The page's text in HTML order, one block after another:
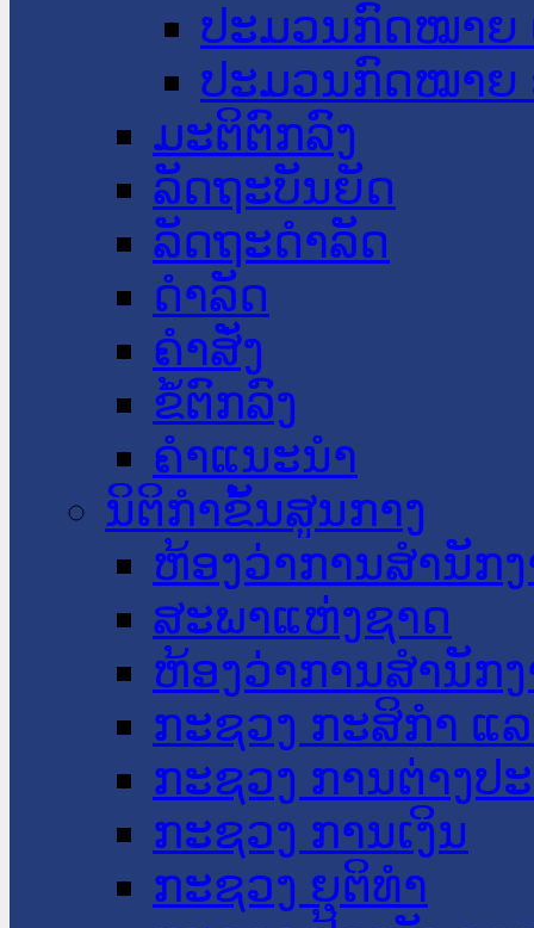
ປະມວນກົດໝາຍ
ປະມວນກົດໝາຍ
ມະຕິຕົກລົງ
ລັດຖະບັນຍັດ
ລັດຖະດໍາລັດ
ດໍາລັດ
ຄໍາສັ່ງ
ຂໍ້ຕົກລົງ
ຄໍາແນະນໍາ
ນິຕິກໍາຂັ້ນສູນກາງ
ຫ້ອງວ່າການສໍານັກ
ສະພາແຫ່ງຊາດ
ຫ້ອງວ່າການສຳນັກ
ກະຊວງ ກະສິກຳ ແ
ກະຊວງ ການຕ່າງປ
ກະຊວງ ການເງິນ
ກະຊວງ ຍຸຕິທໍາ